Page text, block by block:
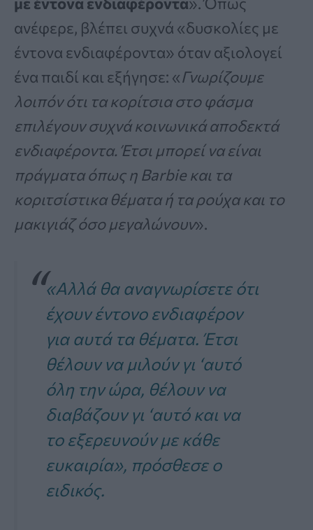
ανέφερε, βλέπει συχνά «δυσκολίες με
έντονα ενδιαφέροντα» όταν αξιολογεί
ένα παιδί και εξήγησε: «Γνωρίζουμε
λοιπόν ότι τα κορίτσια στο φάσμα
επιλέγουν συχνά κοινωνικά αποδεκτά
ενδιαφέροντα. Έτσι μπορεί να είναι
πράγματα όπως η Barbie και τα
κοριτσίστικα θέματα ή τα ρούχα και το
μακιγιάζ όσο μεγαλώνουν».
«Αλλά θα αναγνωρίσετε ότι
έχουν έντονο ενδιαφέρον
για αυτά τα θέματα. Έτσι
θέλουν να μιλούν γι ‘αυτό
όλη την ώρα, θέλουν να
διαβάζουν γι ‘αυτό και να
το εξερευνούν με κάθε
ευκαιρία», πρόσθεσε ο
ειδικός.